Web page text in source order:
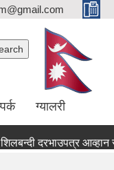
ग्यालरी
दरभाउपत्र आव्हान